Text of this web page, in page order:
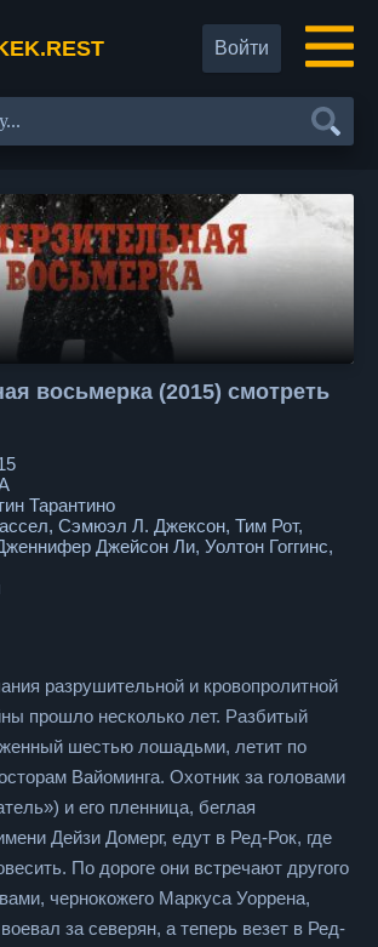
Войти
восьмерка (2015) смотреть
Тарантино
Сэмюэл Л. Джексон, Тим Рот,
Джейсон Ли, Уолтон Гоггинс,
разрушительной и кровопролитной
прошло несколько лет. Разбитый
шестью лошадьми, летит по
Вайоминга. Охотник за головами
и его пленница, беглая
Дейзи Домерг, едут в Ред-Рок, где
По дороге они встречают другого
чернокожего Маркуса Уоррена,
за северян, а теперь везет в Ред-